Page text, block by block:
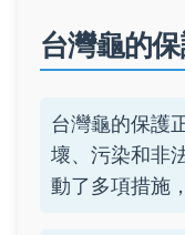
台灣龜的
台灣龜的保護
壞、污染和非
動了多項措施